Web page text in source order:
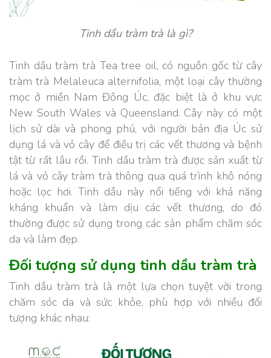
Tinh dầu tràm trà là gì?
Tinh dầu tràm trà Tea tree oil, có nguồn gốc từ cây
tràm trà Melaleuca alternifolia, một loại cây thường
mọc ở miền Nam Đông Úc, đặc biệt là ở khu vực
New South Wales và Queensland. Cây này có một
lịch sử dài và phong phú, với người bản địa Úc sử
dụng lá và vỏ cây để điều trị các vết thương và bệnh
tật từ rất lâu rồi. Tinh dầu tràm trà được sản xuất từ
lá và vỏ cây tràm trà thông qua quá trình khô nóng
hoặc lọc hơi. Tinh dầu này nổi tiếng với khả năng
kháng khuẩn và làm dịu các vết thương, do đó
thường được sử dụng trong các sản phẩm chăm sóc
da và làm đẹp.
Đối tượng sử dụng tinh dầu tràm trà
Tinh dầu tràm trà là một lựa chọn tuyệt vời trong
chăm sóc da và sức khỏe, phù hợp với nhiều đối
tượng khác nhau: